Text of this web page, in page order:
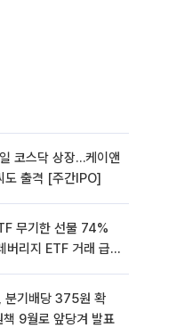
코스닥 상장…케이앤
도 출격 [주간IPO]
무기한 선물 74%
버리지 ETF 거래 급
분기배당 375원 확
9월로 앞당겨 발표